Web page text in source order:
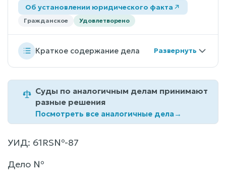
Об установлении юридического факта
Гражданское Удовлетворено
Краткое содержание дела
Суды по аналогичным делам принимают
разные решения
Посмотреть все аналогичные дела→
УИД: 61RS№-87
Дело №